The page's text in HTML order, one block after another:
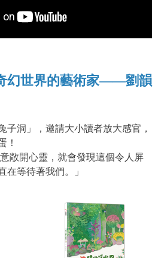
幻世界的藝術家——劉韻
子洞」，邀請大小讀者放大感官，
！
敞開心靈，就會發現這個令人屏
在等待著我們。」